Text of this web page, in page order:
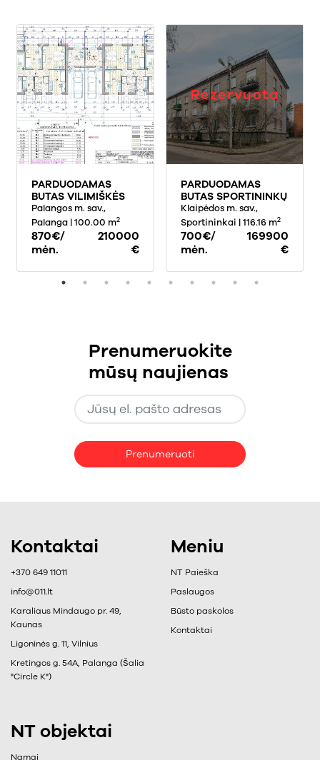
PARDUODAMAS
BUTAS VILIMIŠKĖS
KEL., , PALANGOJE,
100 KV.M PLOTO
Palangos m. sav.,
Palanga | 100.00 m2
870€/
mėn.
210000
€
Rezervuota
PARDUODAMAS
BUTAS SPORTININKŲ
G., , KLAIPĖDOJE,
116.16 KV.M PLOTO
Klaipėdos m. sav.,
Sportininkai | 116.16 m2
700€/
mėn.
169900
€
Kontaktai
+370 649 11011
info@011.lt
Karaliaus Mindaugo pr. 49,
Kaunas
Ligoninės g. 11, Vilnius
Kretingos g. 54A, Palanga (Šalia
"Circle K")
Meniu
NT Paieška
Paslaugos
Būsto paskolos
Kontaktai
NT objektai
Namai
Prenumeruokite
mūsų naujienas
Prenumeruoti